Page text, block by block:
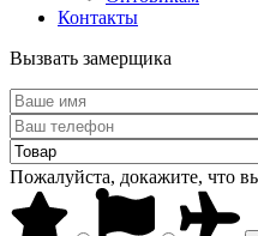
Контакты
Вызвать замерщика
Пожалуйста, докажите, что